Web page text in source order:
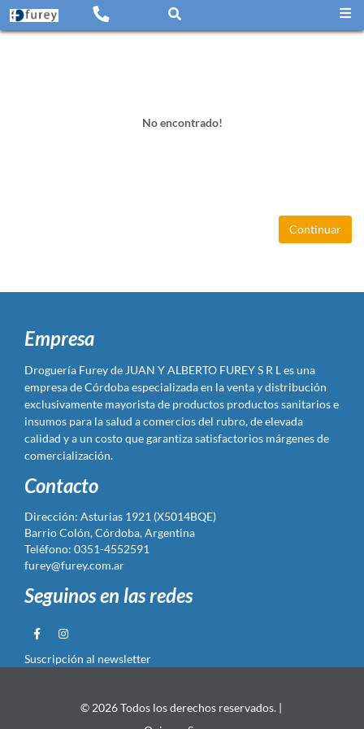
No encontrado!
Continuar
Empresa
Droguería Furey de JUAN Y ALBERTO FUREY S R L es una
empresa de Córdoba especializada en la venta y distribución
exclusivamente mayorista de productos productos sanitarios e
insumos para la salud a comercios del rubro, de elevada
calidad y a un costo que garantiza satisfactorios márgenes de
comercialización.
Contacto
Dirección: Asturias 1921 (X5014BQE)
Barrio Colón, Córdoba, Argentina
Teléfono: 0351-4552591
furey@furey.com.ar
Seguinos en las redes
Suscripción al newsletter
© 2026 Todos los derechos reservados. |